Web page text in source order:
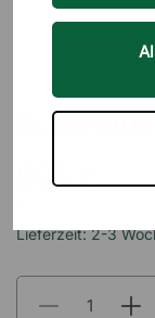
535 €
Lieferzeit: 2-3